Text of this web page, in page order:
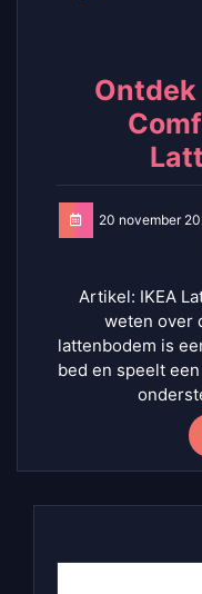
20 november
Artikel: IKEA
weten over
lattenbodem is
bed en speelt